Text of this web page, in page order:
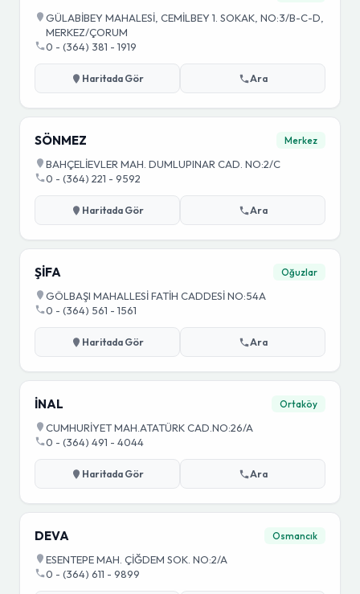
GÜLABİBEY MAHALESİ, CEMİLBEY 1. SOKAK, NO:3/B-C-D,
MERKEZ/ÇORUM
0 - (364) 381 - 1919
Haritada Gör Ara
SÖNMEZ Merkez
BAHÇELİEVLER MAH. DUMLUPINAR CAD. NO:2/C
0 - (364) 221 - 9592
Haritada Gör Ara
ŞİFA Oğuzlar
GÖLBAŞI MAHALLESİ FATİH CADDESİ NO:54A
0 - (364) 561 - 1561
Haritada Gör Ara
İNAL Ortaköy
CUMHURİYET MAH.ATATÜRK CAD.NO:26/A
0 - (364) 491 - 4044
Haritada Gör Ara
DEVA Osmancık
ESENTEPE MAH. ÇİĞDEM SOK. NO:2/A
0 - (364) 611 - 9899